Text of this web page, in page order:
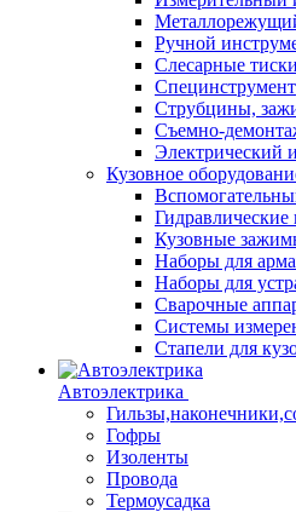
Ручной
Слесарные тиски
Специнструмент
Струбцины,
Съемно-
Электрический
Кузовное
Кузовные
Наборы для
Наборы для
Сварочные
Системы
Стапели для
Автоэлектрика
Гофры
Изоленты
Провода
Термоусадка